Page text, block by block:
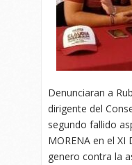
Denunciaran a
dirigente del
segundo fallido
MORENA en el
genero contra la